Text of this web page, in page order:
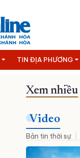
TIN ĐỊA PHƯƠNG
Xem nhiều
Video
Bản tin thời sự